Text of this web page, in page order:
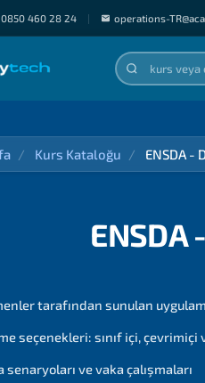
0850 460 28 24 | operations-
Kurs Kataloğu ENSDA -
tarafından sunulan
seçenekleri: sınıf içi, çevrimiçi
senaryoları ve vaka çalışmaları